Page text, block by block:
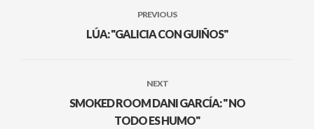
PREVIOUS
LÚA: "GALICIA CON GUIÑOS"
NEXT
SMOKED ROOM DANI GARCÍA: " NO
TODO ES HUMO"